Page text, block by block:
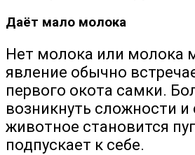
Даёт мало молока
Нет молока или молока
явление обычно
первого окота самки.
возникнуть сложности и
животное становится
подпускает к себе.